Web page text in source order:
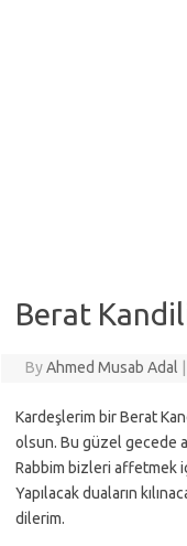
Berat
ByAhmed Musab Adal
Kardeşlerim bir Berat
olsun. Bu güzel gecede af
Rabbim bizleri affetmek
Yapılacak duaların
dilerim.